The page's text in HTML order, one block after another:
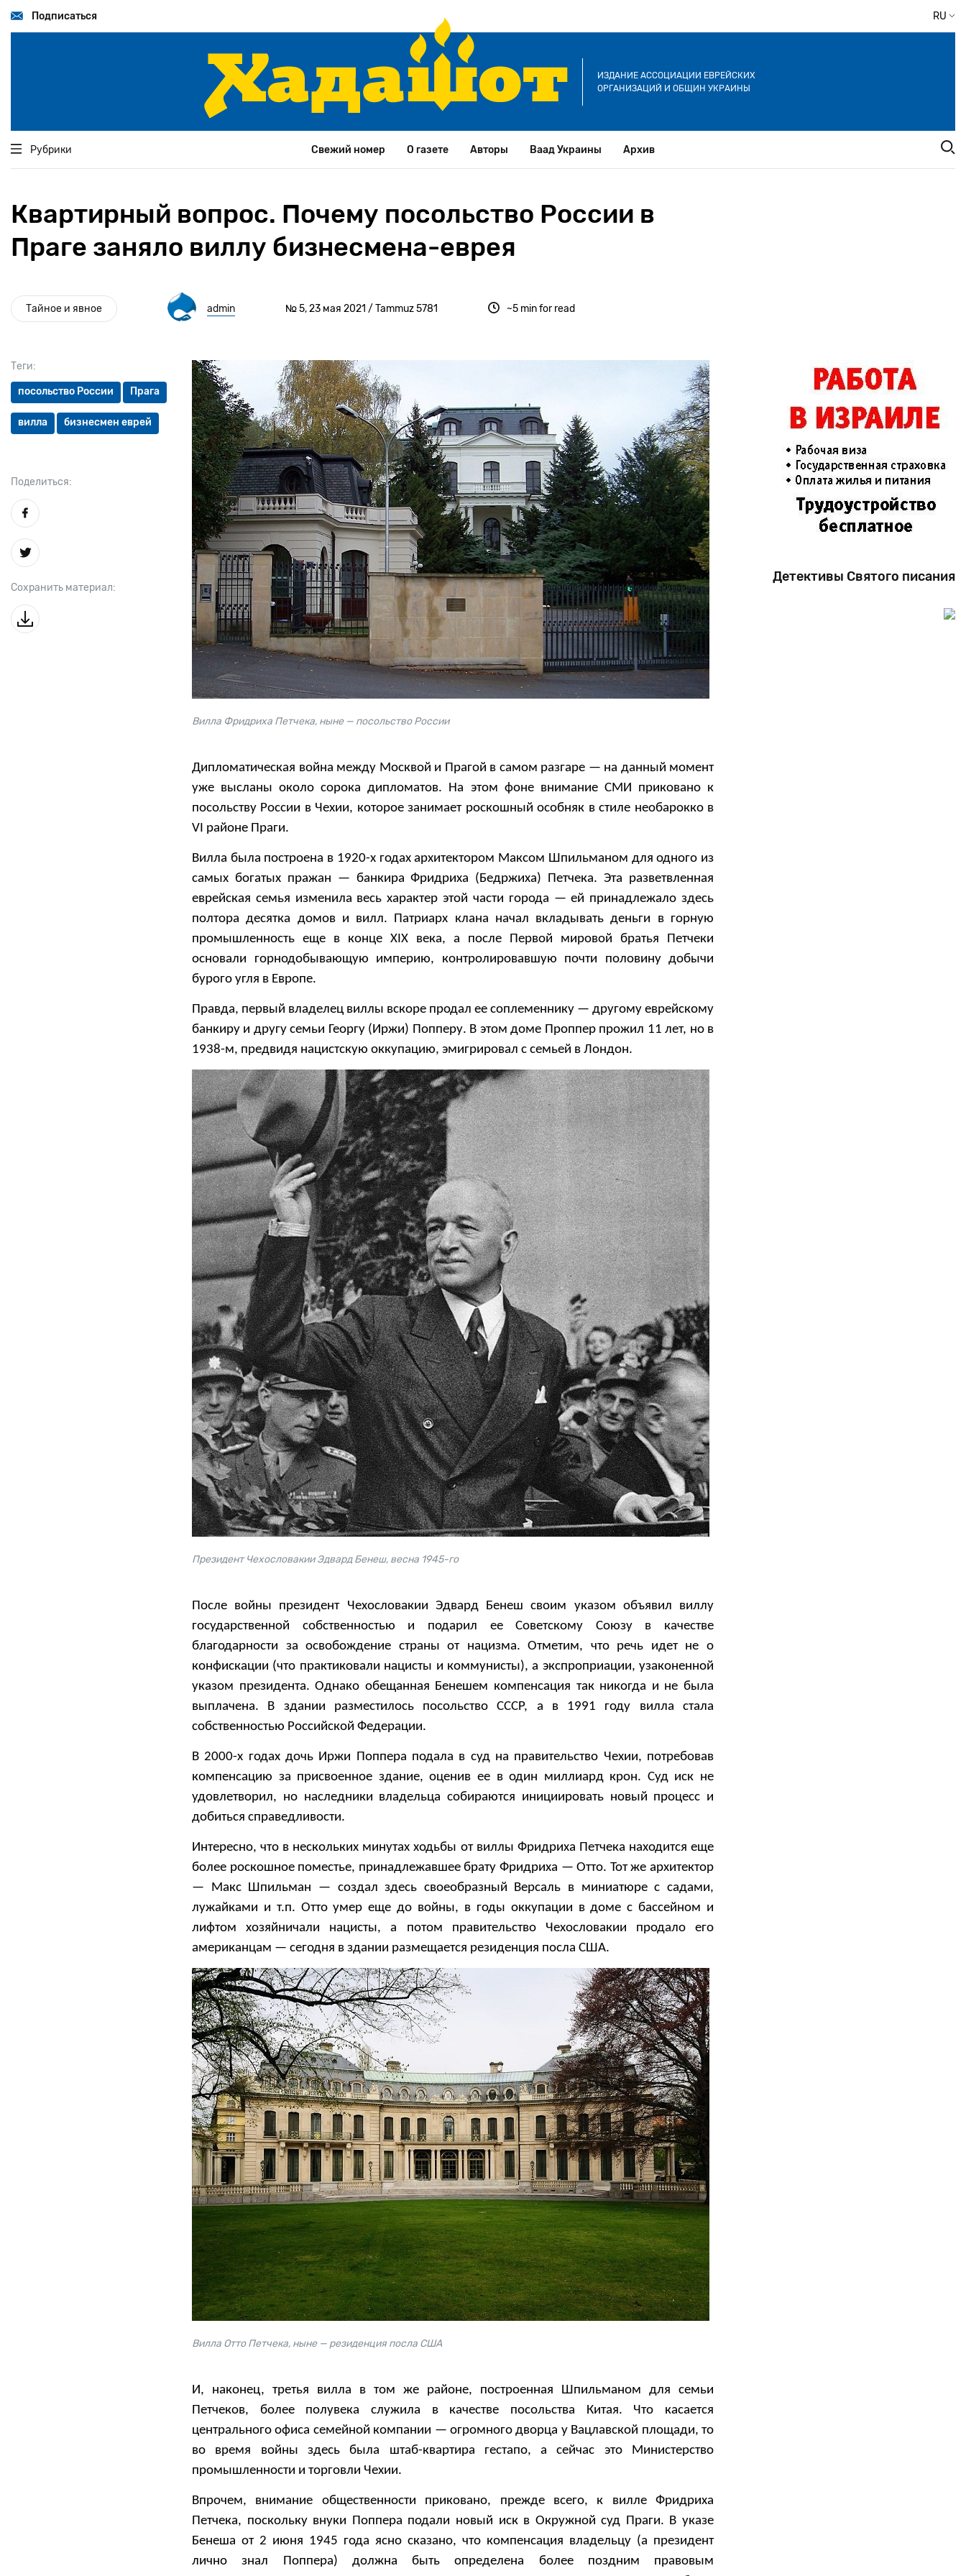
основномуПодписаться RU
ИЗДАНИЕ АССОЦИАЦИИ ЕВРЕЙСКИХ
ОРГАНИЗАЦИЙ И ОБЩИН УКРАИНЫ
Рубрики Свежий номер О газете Авторы Ваад Украины Архив
Квартирный вопрос. Почему посольство России в
Праге заняло виллу бизнесмена-еврея
Тайное и явное admin № 5, 23 мая 2021 / Tammuz 5781 ~5 min for read
Теги:
посольство России Прага
вилла бизнесмен еврей
Поделиться:
Сохранить материал:
Вилла Фридриха Петчека, ныне — посольство России
Дипломатическая война между Москвой и Прагой в самом разгаре — на данный момент
уже высланы около сорока дипломатов. На этом фоне внимание СМИ приковано к
посольству России в Чехии, которое занимает роскошный особняк в стиле необарокко в
VI районе Праги.
Вилла была построена в 1920-х годах архитектором Максом Шпильманом для одного из
самых богатых пражан — банкира Фридриха (Бедржиха) Петчека. Эта разветвленная
еврейская семья изменила весь характер этой части города — ей принадлежало здесь
полтора десятка домов и вилл. Патриарх клана начал вкладывать деньги в горную
промышленность еще в конце XIX века, а после Первой мировой братья Петчеки
основали горнодобывающую империю, контролировавшую почти половину добычи
бурого угля в Европе.
Правда, первый владелец виллы вскоре продал ее соплеменнику — другому еврейскому
банкиру и другу семьи Георгу (Иржи) Попперу. В этом доме Проппер прожил 11 лет, но в
1938-м, предвидя нацистскую оккупацию, эмигрировал с семьей в Лондон.
Президент Чехословакии Эдвард Бенеш, весна 1945-го
После войны президент Чехословакии Эдвард Бенеш своим указом объявил виллу
государственной собственностью и подарил ее Советскому Союзу в качестве
благодарности за освобождение страны от нацизма. Отметим, что речь идет не о
конфискации (что практиковали нацисты и коммунисты), а экспроприации, узаконенной
указом президента. Однако обещанная Бенешем компенсация так никогда и не была
выплачена. В здании разместилось посольство СССР, а в 1991 году вилла стала
собственностью Российской Федерации.
В 2000-х годах дочь Иржи Поппера подала в суд на правительство Чехии, потребовав
компенсацию за присвоенное здание, оценив ее в один миллиард крон. Суд иск не
удовлетворил, но наследники владельца собираются инициировать новый процесс и
добиться справедливости.
Интересно, что в нескольких минутах ходьбы от виллы Фридриха Петчека находится еще
более роскошное поместье, принадлежавшее брату Фридриха — Отто. Тот же архитектор
— Макс Шпильман — создал здесь своеобразный Версаль в миниатюре с садами,
лужайками и т.п. Отто умер еще до войны, в годы оккупации в доме с бассейном и
лифтом хозяйничали нацисты, а потом правительство Чехословакии продало его
американцам — сегодня в здании размещается резиденция посла США.
Вилла Отто Петчека, ныне — резиденция посла США
И, наконец, третья вилла в том же районе, построенная Шпильманом для семьи
Петчеков, более полувека служила в качестве посольства Китая. Что касается
центрального офиса семейной компании — огромного дворца у Вацлавской площади, то
во время войны здесь была штаб-квартира гестапо, а сейчас это Министерство
промышленности и торговли Чехии.
Впрочем, внимание общественности приковано, прежде всего, к вилле Фридриха
Петчека, поскольку внуки Поппера подали новый иск в Окружной суд Праги. В указе
Бенеша от 2 июня 1945 года ясно сказано, что компенсация владельцу (а президент
лично знал Поппера) должна быть определена более поздним правовым
Детективы Святого писания